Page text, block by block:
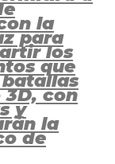
la
para
los
que
con
y
la
de